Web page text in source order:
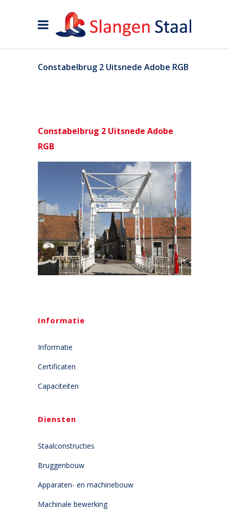
Constabelbrug 2 Uitsnede Adobe RGB
Constabelbrug 2 Uitsnede Adobe
RGB
Informatie
Informatie
Certificaten
Capaciteiten
Diensten
Staalconstructies
Bruggenbouw
Apparaten- en machinebouw
Machinale bewerking